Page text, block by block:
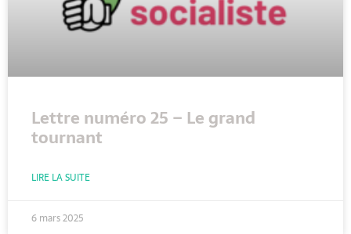
Lettre numéro 25 – Le grand
tournant
LIRE LA SUITE
6 mars 2025